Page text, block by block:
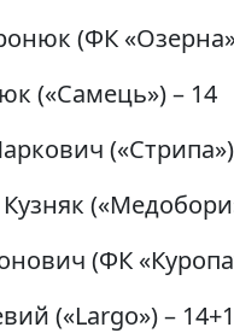
(ФК
(«Самець») – 14
(ФК
(«Largo») –